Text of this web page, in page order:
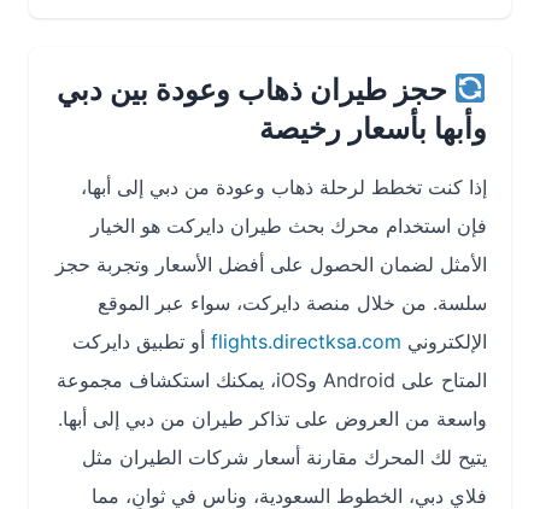
حجز طيران ذهاب وعودة بين دبي
وأبها بأسعار رخيصة
إذا كنت تخطط لرحلة ذهاب وعودة من دبي إلى أبها،
فإن استخدام محرك بحث طيران دايركت هو الخيار
الأمثل لضمان الحصول على أفضل الأسعار وتجربة حجز
سلسة. من خلال منصة دايركت، سواء عبر الموقع
الإلكترونيflights.directksa.comأو تطبيق دايركت
المتاح على Android وiOS، يمكنك استكشاف مجموعة
واسعة من العروض على تذاكر طيران من دبي إلى أبها.
يتيح لك المحرك مقارنة أسعار شركات الطيران مثل
فلاي دبي، الخطوط السعودية، وناس في ثوانٍ، مما